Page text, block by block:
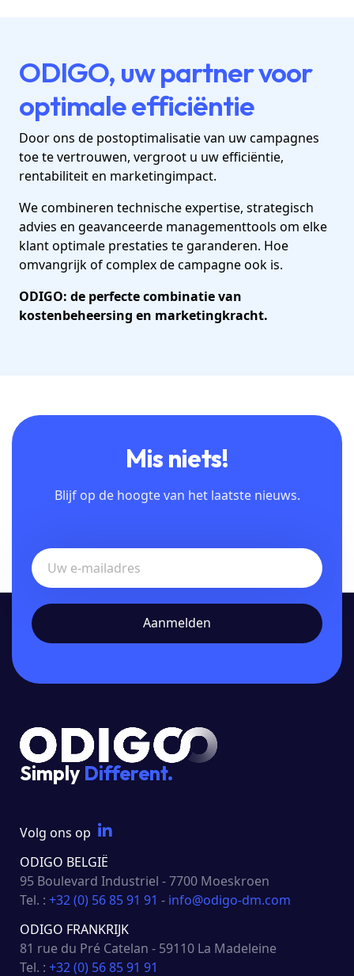
ODIGO, uw partner voor
optimale efficiëntie
Door ons de postoptimalisatie van uw campagnes
toe te vertrouwen, vergroot u uw efficiëntie,
rentabiliteit en marketingimpact.
We combineren technische expertise, strategisch
advies en geavanceerde managementtools om elke
klant optimale prestaties te garanderen. Hoe
omvangrijk of complex de campagne ook is.
ODIGO: de perfecte combinatie van
kostenbeheersing en marketingkracht.
Mis niets!
Blijf op de hoogte van het laatste nieuws.
Simply Different.
Volg ons op
ODIGO BELGIË
95 Boulevard Industriel - 7700 Moeskroen
Tel. : +32 (0) 56 85 91 91 - info@odigo-dm.com
ODIGO FRANKRIJK
81 rue du Pré Catelan - 59110 La Madeleine
Tel. : +32 (0) 56 85 91 91